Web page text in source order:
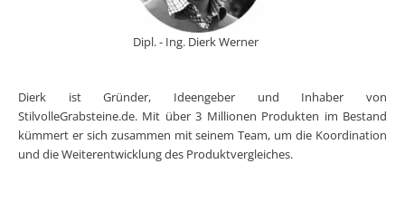
Dipl. - Ing. Dierk Werner
Dierk ist Gründer, Ideengeber und Inhaber von
StilvolleGrabsteine.de. Mit über 3 Millionen Produkten im Bestand
kümmert er sich zusammen mit seinem Team, um die Koordination
und die Weiterentwicklung des Produktvergleiches.